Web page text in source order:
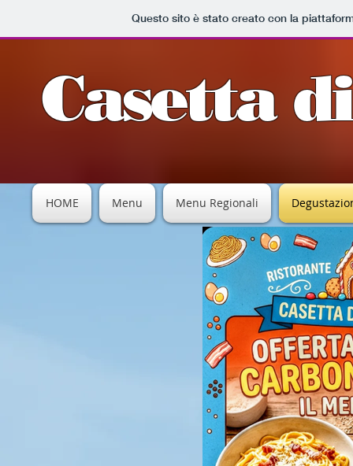
Questo sito è stato creato con la
Casetta
HOME Menu Menu Regionali